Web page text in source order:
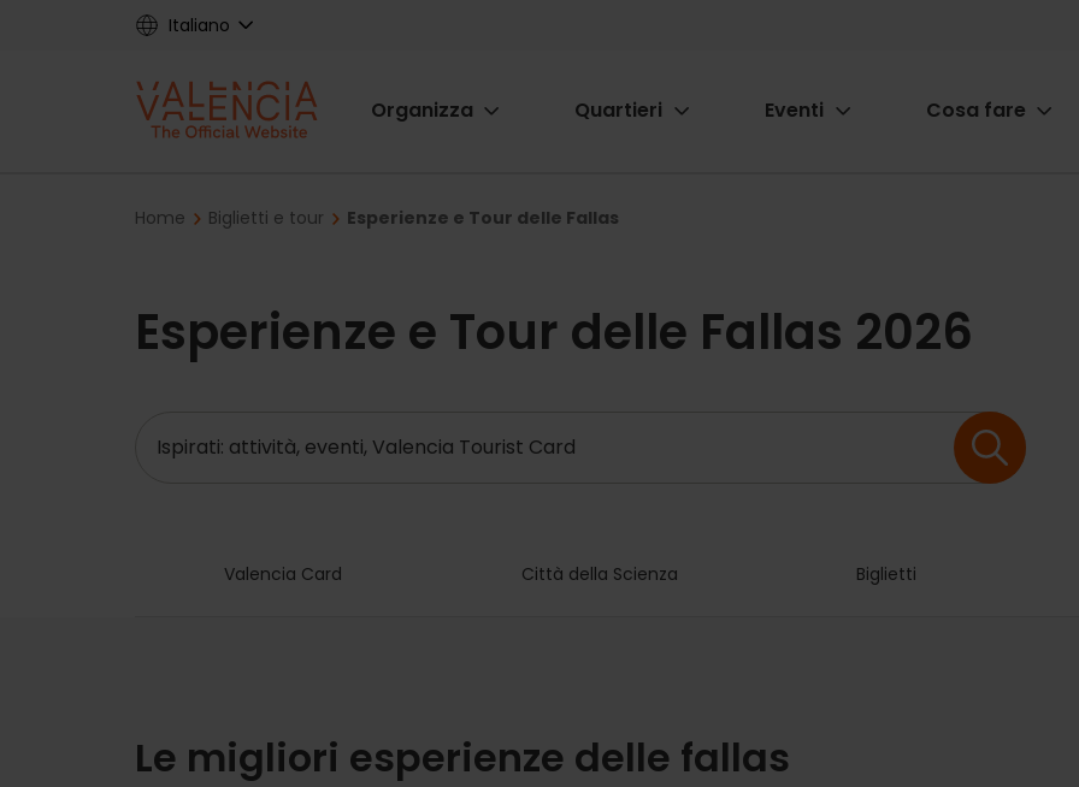
Italiano
Main
Organizza Quartieri Eventi Cosa fare
Breadcrumb
Home Biglietti e tour Esperienze e Tour delle Fallas
Esperienze e Tour delle Fallas 2026
Valencia Card Città della Scienza Biglietti
Le migliori esperienze delle fallas